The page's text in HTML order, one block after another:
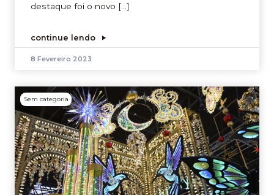
destaque foi o novo […]
continue lendo
8 Fevereiro 2023
Sem categoria